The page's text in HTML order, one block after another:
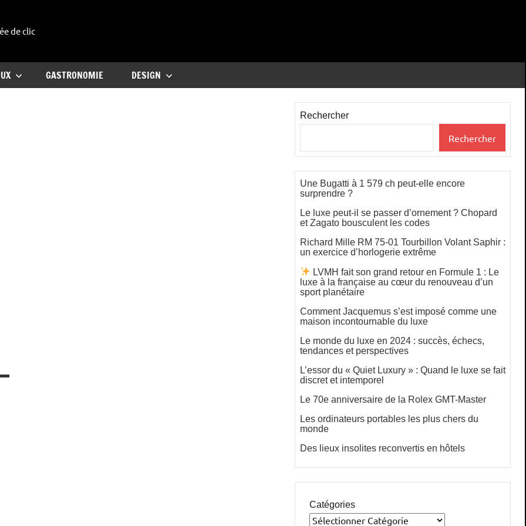
de clic
GASTRONOMIE DESIGN
Rechercher
Rechercher
Une Bugatti à 1 579 ch peut-elle encore
surprendre ?
Le luxe peut-il se passer d’ornement ? Chopard
et Zagato bousculent les codes
Richard Mille RM 75-01 Tourbillon Volant Saphir :
un exercice d’horlogerie extrême
LVMH fait son grand retour en Formule 1 : Le
luxe à la française au cœur du renouveau d’un
sport planétaire
Comment Jacquemus s’est imposé comme une
maison incontournable du luxe
Le monde du luxe en 2024 : succès, échecs,
tendances et perspectives
L’essor du « Quiet Luxury » : Quand le luxe se fait
discret et intemporel
Le 70e anniversaire de la Rolex GMT-Master
Les ordinateurs portables les plus chers du
monde
Des lieux insolites reconvertis en hôtels
Catégories